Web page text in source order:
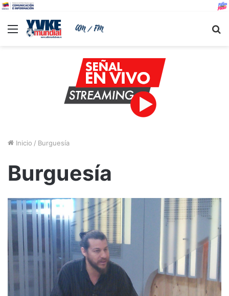
Menu
Inicio / Burguesía
Burguesía